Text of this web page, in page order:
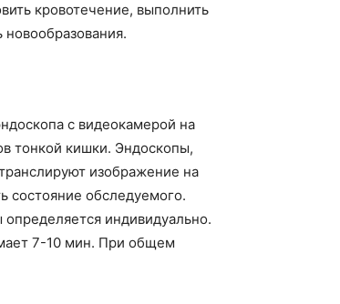
кровотечение, выполнить
новообразования.
с видеокамерой на
тонкой кишки. Эндоскопы,
изображение на
состояние обследуемого.
индивидуально.
7-10 мин. При общем